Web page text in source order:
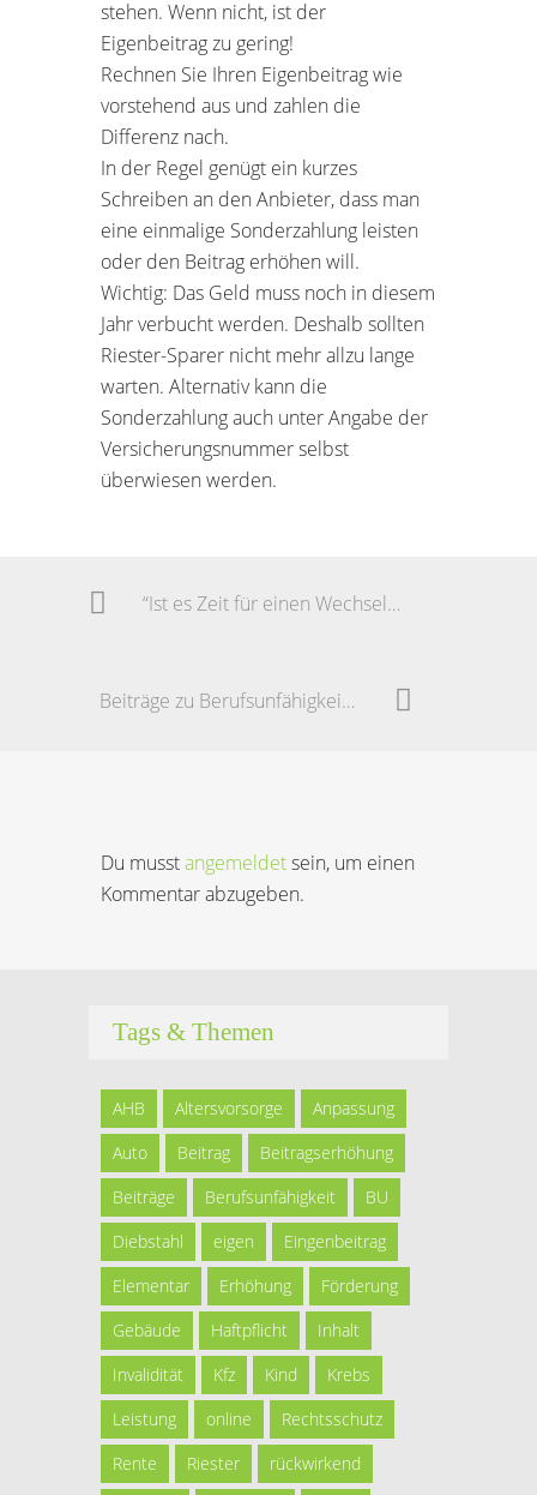
stehen. Wenn nicht, ist der
Eigenbeitrag zu gering!
Rechnen Sie Ihren Eigenbeitrag wie
vorstehend aus und zahlen die
Differenz nach.
In der Regel genügt ein kurzes
Schreiben an den Anbieter, dass man
eine einmalige Sonderzahlung leisten
oder den Beitrag erhöhen will.
Wichtig: Das Geld muss noch in diesem
Jahr verbucht werden. Deshalb sollten
Riester-Sparer nicht mehr allzu lange
warten. Alternativ kann die
Sonderzahlung auch unter Angabe der
Versicherungsnummer selbst
überwiesen werden.
“Ist es Zeit für einen Wechsel der Kfz-Versicherung?“
Beiträge zu Berufsunfähigkeits-Versicherungen (BU) steigen 2017 um ca. 7-10%
Du musstangemeldetsein, um einen
Kommentar abzugeben.
Tags & Themen
AHB Altersvorsorge
Anpassung
Auto
Beitrag
Beitragserhöhung
Beiträge
Berufsunfähigkeit
BU
Diebstahl
eigen
Eingenbeitrag
Elementar
Erhöhung
Förderung
Gebäude
Haftpflicht
Inhalt
Invalidität
Kfz Kind
Krebs
Leistung
online
Rechtsschutz
Rente
Riester rückwirkend